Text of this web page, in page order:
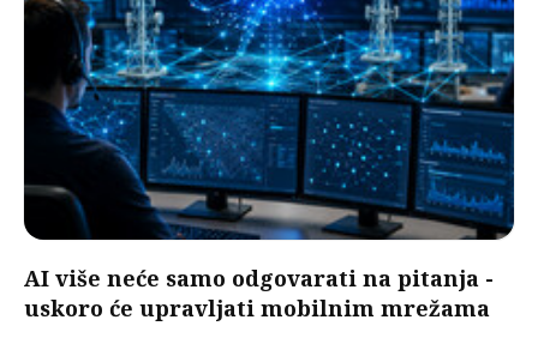
AI više neće samo odgovarati na pitanja -
uskoro će upravljati mobilnim mrežama